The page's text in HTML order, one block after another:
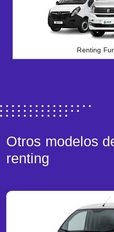
Renting
Otros modelos
renting